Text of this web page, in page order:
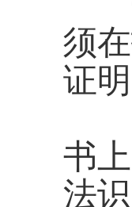
须
证
（
书
法